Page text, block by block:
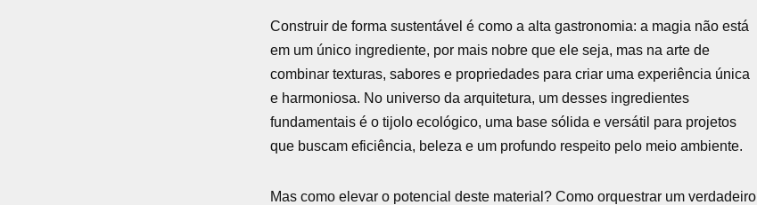
Construir de forma sustentável é como a alta gastronomia: a magia não está
em um único ingrediente, por mais nobre que ele seja, mas na arte de
combinar texturas, sabores e propriedades para criar uma experiência única
e harmoniosa. No universo da arquitetura, um desses ingredientes
fundamentais é o tijolo ecológico, uma base sólida e versátil para projetos
que buscam eficiência, beleza e um profundo respeito pelo meio ambiente.
Mas como elevar o potencial deste material? Como orquestrar um verdadeiro